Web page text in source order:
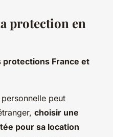
protection en
France et
peut
choisir une
pour sa location